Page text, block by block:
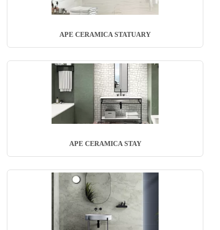
APE CERAMICA STATUARY
APE CERAMICA STAY